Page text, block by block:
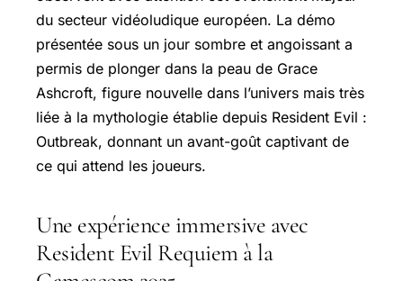
du secteur vidéoludique européen. La démo
présentée sous un jour sombre et angoissant a
permis de plonger dans la peau de Grace
Ashcroft, figure nouvelle dans l’univers mais très
liée à la mythologie établie depuis Resident Evil :
Outbreak, donnant un avant-goût captivant de
ce qui attend les joueurs.
Une expérience immersive avec
Resident Evil Requiem à la